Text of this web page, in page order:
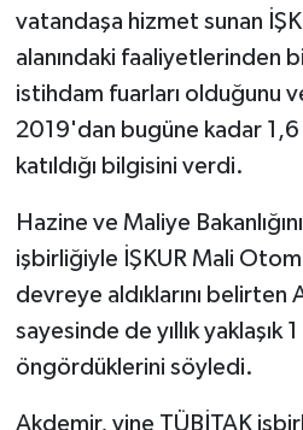
vatandaşa hizmet sunan
alanındaki faaliyetlerinden
istihdam fuarları olduğunu
2019'dan bugüne kadar 1,6
katıldığı bilgisini verdi.
Hazine ve Maliye
işbirliğiyle İŞKUR Mali
devreye aldıklarını belirten
sayesinde de yıllık yaklaşık
öngördüklerini söyledi.
Akdemir, yine TÜBİTAK